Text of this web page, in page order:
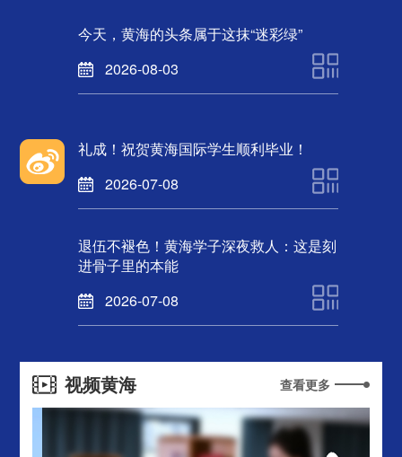
今天，黄海的头条属于这抹“迷彩绿”
2026-08-03
礼成！祝贺黄海国际学生顺利毕业！
2026-07-08
退伍不褪色！黄海学子深夜救人：这是刻
进骨子里的本能
2026-07-08
视频黄海 查看更多